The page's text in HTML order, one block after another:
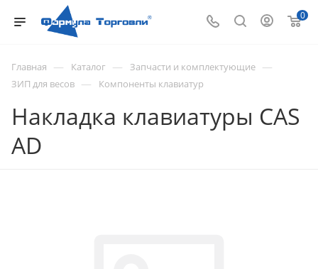
0
Главная — Каталог — Запчасти и комплектующие —
ЗИП для весов — Компоненты клавиатур
Накладка клавиатуры CAS
AD